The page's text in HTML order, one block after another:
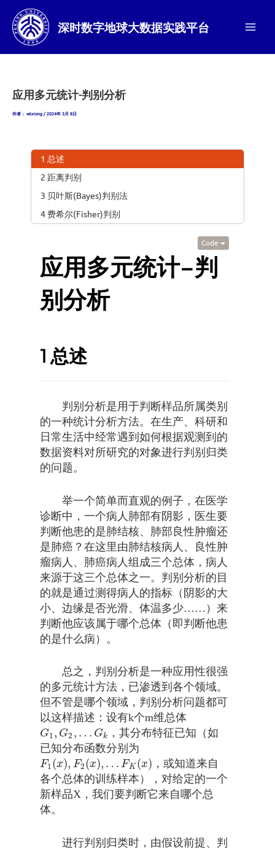
深时数字地球大数据实践平台
应用多元统计-判别分析
作者： wtxiong / 2024年 3月 8日
1 总述
2 距离判别
3 贝叶斯(Bayes)判别法
4 费希尔(Fisher)判别
Code
应用多元统计–判
别分析
1 总述
判别分析是用于判断样品所属类别
的一种统计分析方法。在生产、科研和
日常生活中经常遇到如何根据观测到的
数据资料对所研究的对象进行判别归类
的问题。
举一个简单而直观的例子，在医学
诊断中，一个病人肺部有阴影，医生要
判断他患的是肺结核、肺部良性肿瘤还
是肺癌？在这里由肺结核病人、良性肿
瘤病人、肺癌病人组成三个总体，病人
来源于这三个总体之一。判别分析的目
的就是通过测得病人的指标（阴影的大
小、边缘是否光滑、体温多少……）来
判断他应该属于哪个总体（即判断他患
的是什么病）。
总之，判别分析是一种应用性很强
的多元统计方法，已渗透到各个领域。
但不管是哪个领域，判别分析问题都可
以这样描述：设有k个m维总体
G1, G2 , … Gk
G1 , G2, … G k
，其分布特征已知（如
已知分布函数分别为
F1(x), F2(x), … FK (x)
F1 (x),F2(x),… FK (x)
，或知道来自
各个总体的训练样本），对给定的一个
新样品X，我们要判断它来自哪个总
体。
进行判别归类时，由假设前提、判